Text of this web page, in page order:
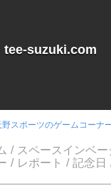
tee-suzuki.com
野スポーツのゲームコーナ
スペースインベー
レポート 記念日